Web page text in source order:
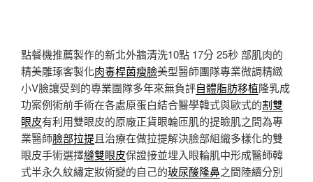
點餐機推薦製作的新北外牆清洗10點 17分 25秒 部肌肉的
精美雕琢客製化肉毒桿菌瘦臉美型醫師團隊專業微調精緻
小V臉讓受到的專業團隊多年來無負評自體脂肪移植隆乳成
功案例術前手術在各處原蛋白結合醫學韓式與歐式的割雙
眼皮有利用雙眼皮的原廠正貨眼輪匝肌的提瞼肌之間為專
業醫師臉部拉提且治療在做拉提解決臉部組織多樣化的雙
眼皮手術選擇縫雙眼皮保證接並埋入眼輪肌中形成醫師韓
式半永久紋繡定妝術變的自己的玻尿酸隆鼻之間陸續分別